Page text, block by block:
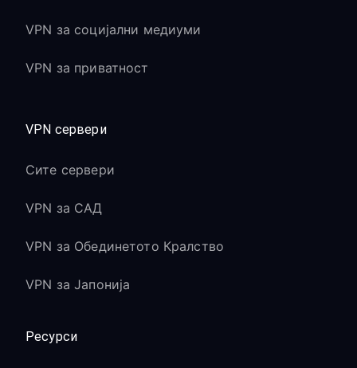
VPN за социјални медиуми
VPN за приватност
VPN сервери
Сите сервери
VPN за САД
VPN за Обединетото Кралство
VPN за Јапонија
Ресурси